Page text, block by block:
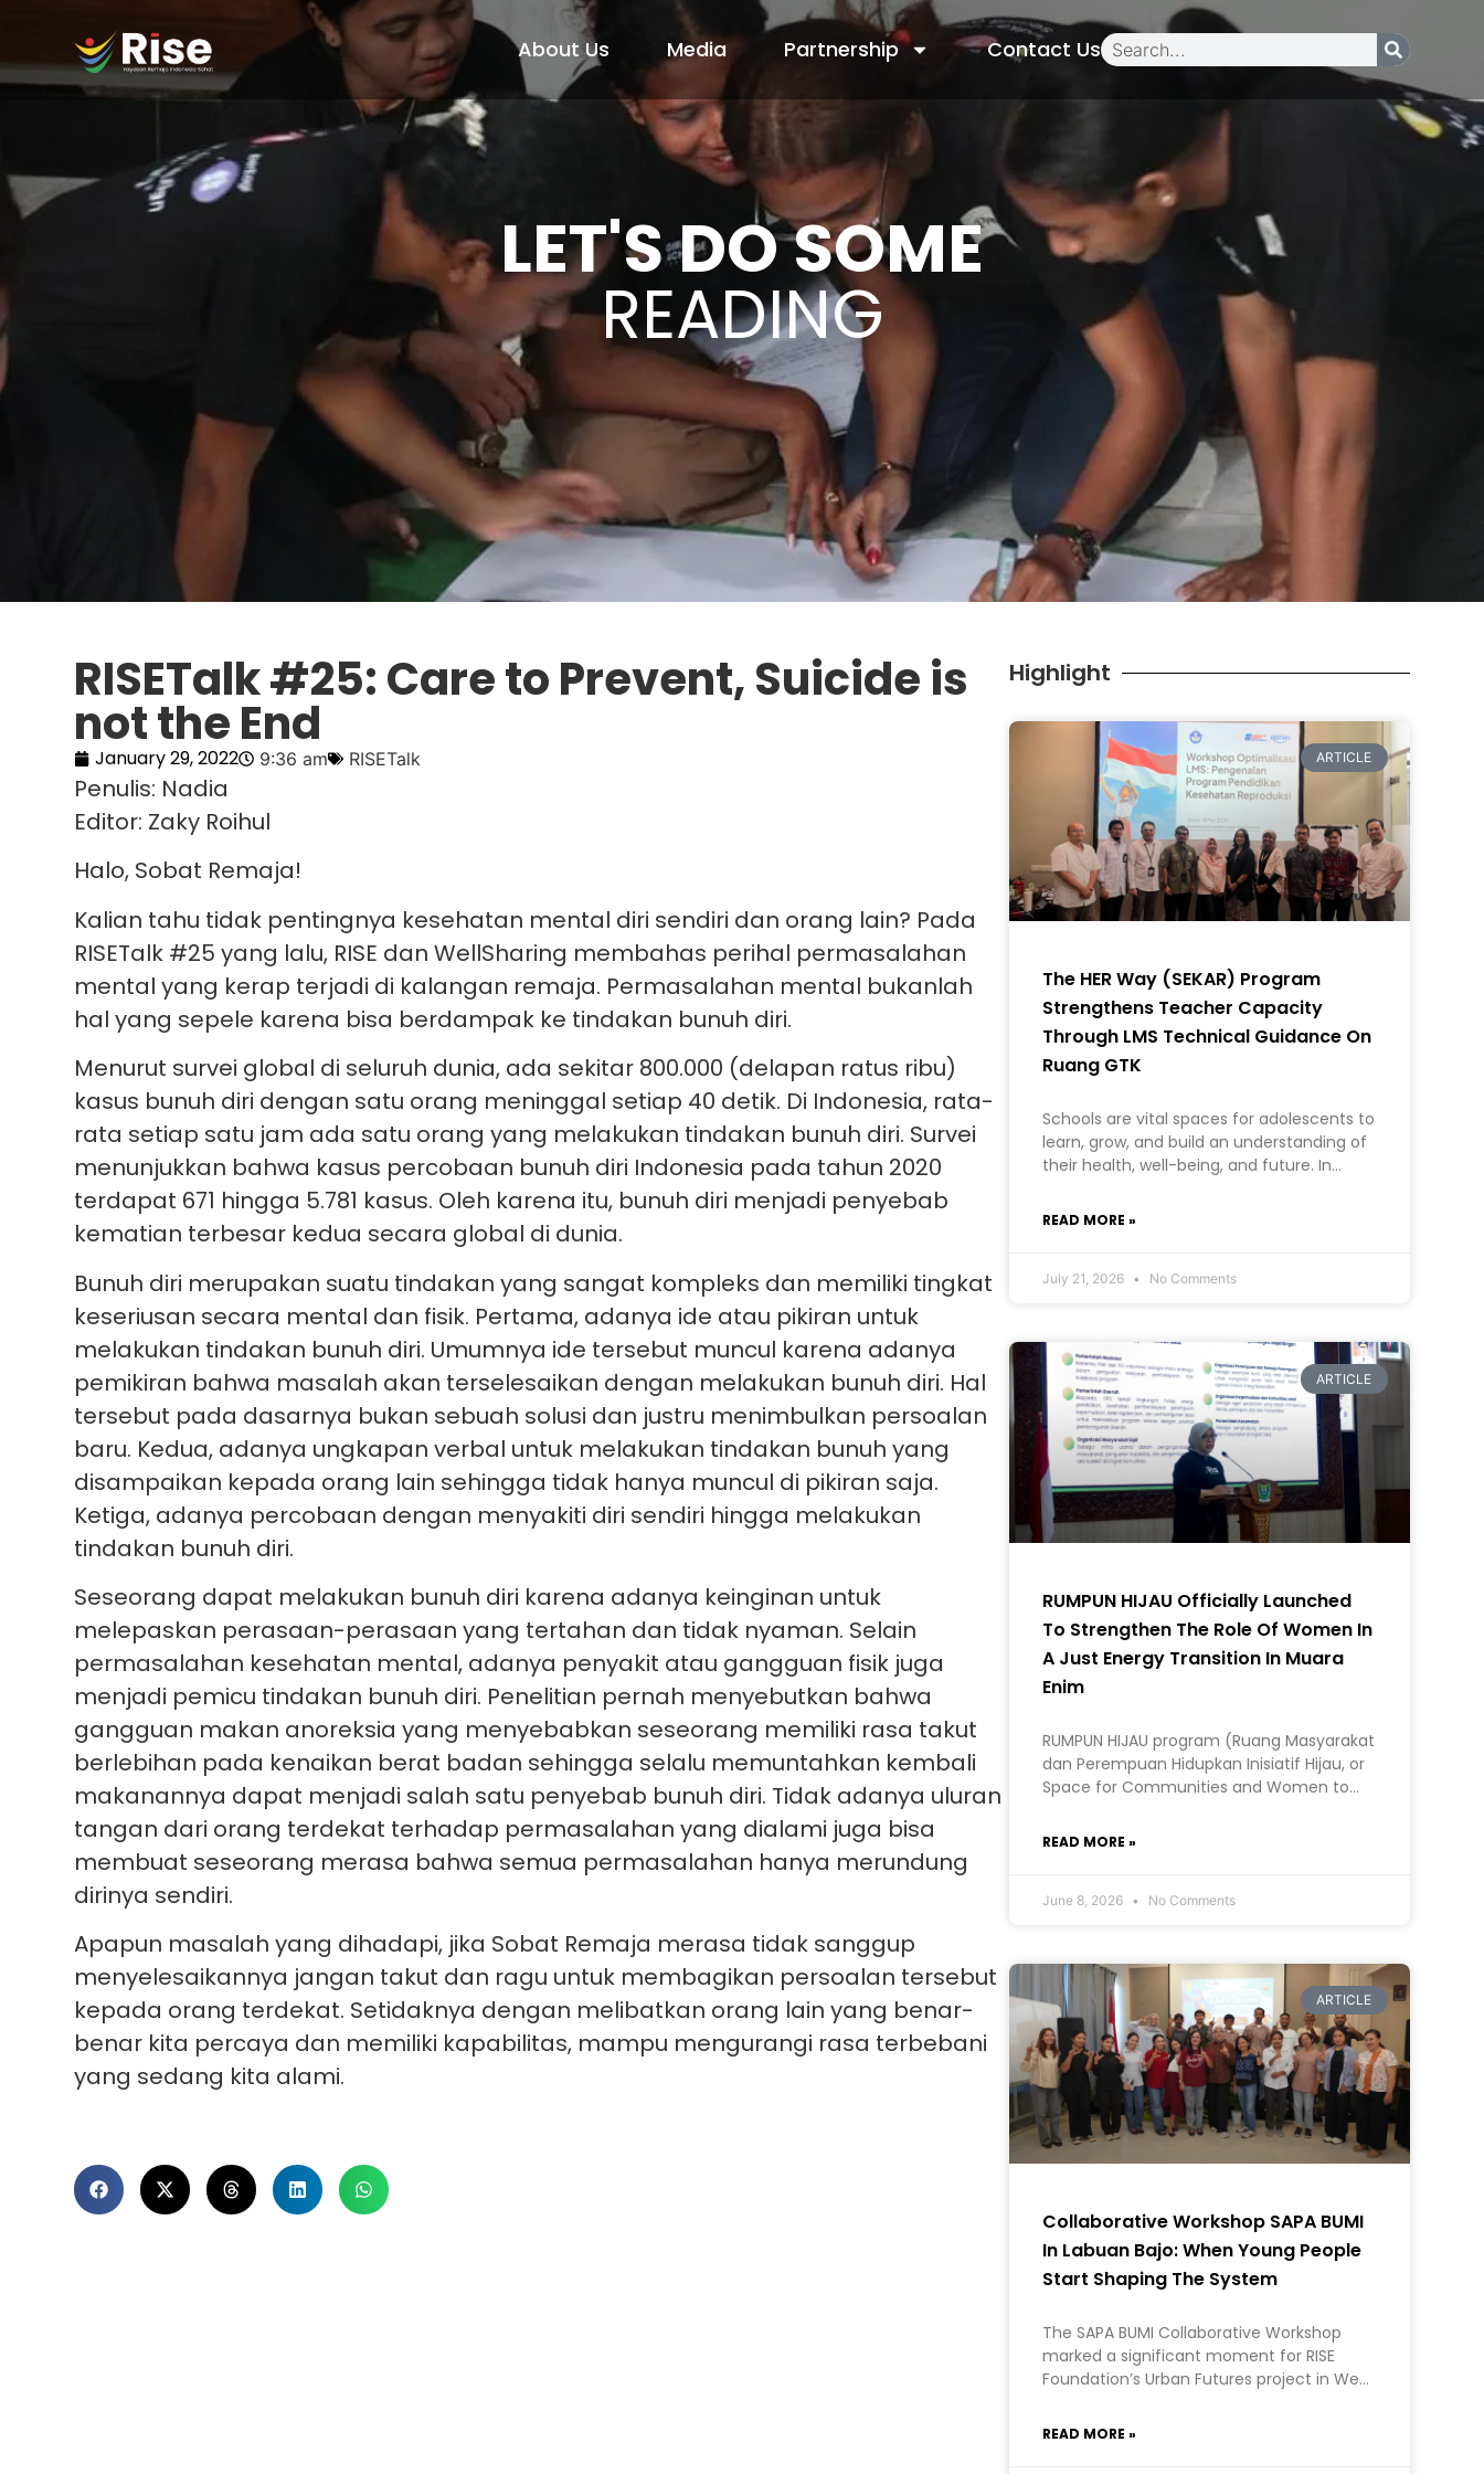
About Us Media Partnership Contact Us
LET'S DO SOME
READING
RISETalk #25: Care to Prevent, Suicide is
not the End
January 29, 2022 9:36 am RISETalk
Penulis: Nadia
Editor: Zaky Roihul
Halo, Sobat Remaja!
Kalian tahu tidak pentingnya kesehatan mental diri sendiri dan orang lain? Pada
RISETalk #25 yang lalu, RISE dan WellSharing membahas perihal permasalahan
mental yang kerap terjadi di kalangan remaja. Permasalahan mental bukanlah
hal yang sepele karena bisa berdampak ke tindakan bunuh diri.
Menurut survei global di seluruh dunia, ada sekitar 800.000 (delapan ratus ribu)
kasus bunuh diri dengan satu orang meninggal setiap 40 detik. Di Indonesia, rata-
rata setiap satu jam ada satu orang yang melakukan tindakan bunuh diri. Survei
menunjukkan bahwa kasus percobaan bunuh diri Indonesia pada tahun 2020
terdapat 671 hingga 5.781 kasus. Oleh karena itu, bunuh diri menjadi penyebab
kematian terbesar kedua secara global di dunia.
Bunuh diri merupakan suatu tindakan yang sangat kompleks dan memiliki tingkat
keseriusan secara mental dan fisik. Pertama, adanya ide atau pikiran untuk
melakukan tindakan bunuh diri. Umumnya ide tersebut muncul karena adanya
pemikiran bahwa masalah akan terselesaikan dengan melakukan bunuh diri. Hal
tersebut pada dasarnya bukan sebuah solusi dan justru menimbulkan persoalan
baru. Kedua, adanya ungkapan verbal untuk melakukan tindakan bunuh yang
disampaikan kepada orang lain sehingga tidak hanya muncul di pikiran saja.
Ketiga, adanya percobaan dengan menyakiti diri sendiri hingga melakukan
tindakan bunuh diri.
Seseorang dapat melakukan bunuh diri karena adanya keinginan untuk
melepaskan perasaan-perasaan yang tertahan dan tidak nyaman. Selain
permasalahan kesehatan mental, adanya penyakit atau gangguan fisik juga
menjadi pemicu tindakan bunuh diri. Penelitian pernah menyebutkan bahwa
gangguan makan anoreksia yang menyebabkan seseorang memiliki rasa takut
berlebihan pada kenaikan berat badan sehingga selalu memuntahkan kembali
makanannya dapat menjadi salah satu penyebab bunuh diri. Tidak adanya uluran
tangan dari orang terdekat terhadap permasalahan yang dialami juga bisa
membuat seseorang merasa bahwa semua permasalahan hanya merundung
dirinya sendiri.
Apapun masalah yang dihadapi, jika Sobat Remaja merasa tidak sanggup
menyelesaikannya jangan takut dan ragu untuk membagikan persoalan tersebut
kepada orang terdekat. Setidaknya dengan melibatkan orang lain yang benar-
benar kita percaya dan memiliki kapabilitas, mampu mengurangi rasa terbebani
yang sedang kita alami.
Highlight
ARTICLE
The HER Way (SEKAR) Program
Strengthens Teacher Capacity
Through LMS Technical Guidance On
Ruang GTK
Schools are vital spaces for adolescents to
learn, grow, and build an understanding of
their health, well-being, and future. In
READ MORE »
July 21, 2026 No Comments
ARTICLE
RUMPUN HIJAU Officially Launched
To Strengthen The Role Of Women In
A Just Energy Transition In Muara
Enim
RUMPUN HIJAU program (Ruang Masyarakat
dan Perempuan Hidupkan Inisiatif Hijau, or
Space for Communities and Women to
Enim Regency, South Sumatra.
READ MORE »
June 8, 2026 No Comments
ARTICLE
Collaborative Workshop SAPA BUMI
In Labuan Bajo: When Young People
Start Shaping The System
The SAPA BUMI Collaborative Workshop
marked a significant moment for RISE
Foundation’s Urban Futures project in West
the most meaningful development comes
READ MORE »